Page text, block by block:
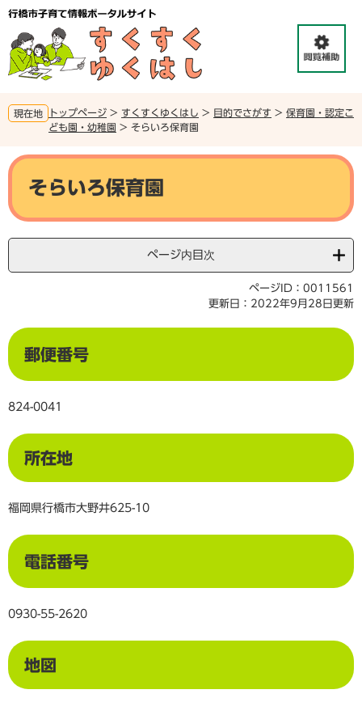
ペ
ジ
の
先
で
メ
ュ
ー
を
ば 現在地 トップページ > すくすくゆくはし > 目的でさがす > 保育園・認定こ
ども園・幼稚園 > そらいろ保育園
本
そらいろ保育園
ページ内目次
ページID：0011561
更新日：2022年9月28日更新
郵便番号
824-0041
所在地
福岡県行橋市大野井625-10
電話番号
0930-55-2620
地図